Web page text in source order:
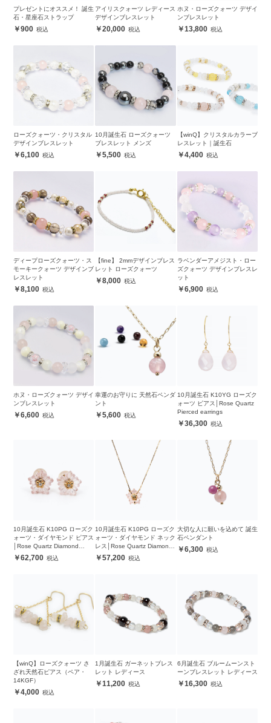
プレゼントにオススメ！ 誕生
石・星座石ストラップ
900
アイリスクォーツ レディース
デザインブレスレット
20,000
ホヌ・ローズクォーツ デザイ
ンブレスレット
13,800
ローズクォーツ・クリスタル
デザインブレスレット
6,100
10月誕生石 ローズクォーツ
ブレスレット メンズ
5,500
【winQ】クリスタルカラーブ
レスレット｜誕生石
4,400
ディープローズクォーツ・ス
モーキークォーツ デザインブ
レスレット
8,100
【fine】 2mmデザインブレス
レット ローズクォーツ
8,000
ラベンダーアメジスト・ロー
ズクォーツ デザインブレスレ
ット
6,900
ホヌ・ローズクォーツ デザイ
ンブレスレット
6,600
幸運のお守りに 天然石ペンダ
ント
5,600
10月誕生石 K10YG ローズク
ォーツ ピアス│Rose Quartz
Pierced earrings
36,300
10月誕生石 K10PG ローズク
ォーツ・ダイヤモンド ピアス
│Rose Quartz Diamond
Pierced earrings
62,700
10月誕生石 K10PG ローズク
ォーツ・ダイヤモンド ネック
レス│Rose Quartz Diamond
Necklace
57,200
大切な人に願いを込めて 誕生
石ペンダント
6,300
【winQ】ローズクォーツ さ
ざれ天然石ピアス（ペア・
14KGF）
4,000
1月誕生石 ガーネットブレス
レット レディース
11,200
6月誕生石 ブルームーンスト
ーンブレスレット レディース
16,300